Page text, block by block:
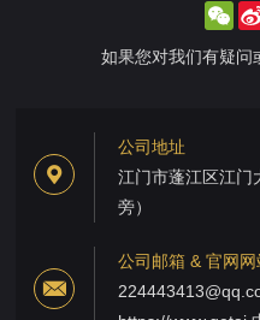
如果您对我们有疑问
公司地址
江门市蓬江区江门
旁）
公司邮箱 & 官网网